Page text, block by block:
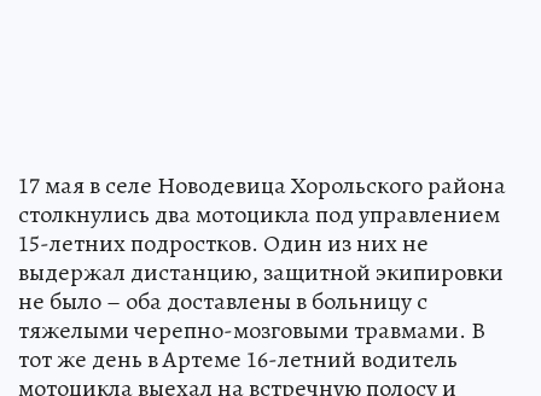
17 мая в селе Новодевица Хорольского района
столкнулись два мотоцикла под управлением
15-летних подростков. Один из них не
выдержал дистанцию, защитной экипировки
не было – оба доставлены в больницу с
тяжелыми черепно-мозговыми травмами. В
тот же день в Артеме 16-летний водитель
мотоцикла выехал на встречную полосу и